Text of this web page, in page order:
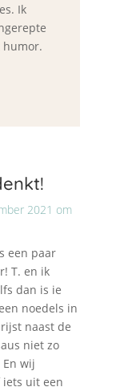
Ik
humor.
2021 om
een paar
T. en ik
dan is ie
noedels in
naast de
niet zo
wij
uit een